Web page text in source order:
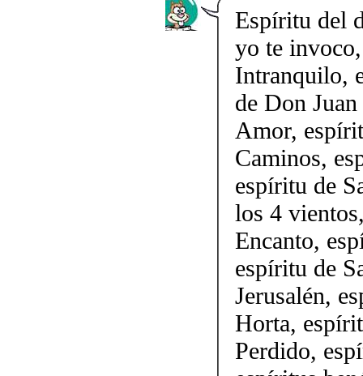
Espíritu del
yo te
Intranquilo,
de Don
Amor,
Caminos,
espíritu de
los 4
Encanto,
espíritu de
Jerusalén,
Horta,
Perdido,